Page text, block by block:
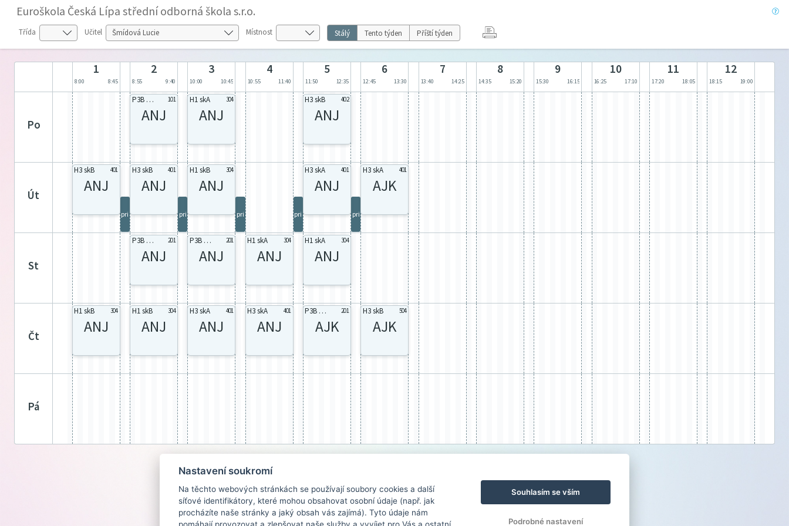
Euroškola Česká Lípa střední odborná škola s.r.o.
Třída Učitel Místnost Stálý Tento týden Příští týden
1
8:00 8:45
2
8:55 9:40
3
10:00 10:45
4
10:55 11:40
5
11:50 12:35
6
12:45 13:30
7
13:40 14:25
8
14:35 15:20
9
15:30 16:15
10
16:25 17:10
11
17:20 18:05
12
18:15 19:00
po
P3B skB 101
ANJ
H1 skA 304
ANJ
H3 skB 402
ANJ
út
H3 skB 401
ANJ
H3 skB 401
ANJ
H1 skB 304
ANJ
H3 skA 401
ANJ
H3 skA 401
AJK
pri pri pri pri pri
st
P3B skB 201
ANJ
P3B skB 201
ANJ
H1 skA 304
ANJ
H1 skA 304
ANJ
čt
H1 skB 304
ANJ
H1 skB 304
ANJ
H3 skA 401
ANJ
H3 skA 401
ANJ
P3B skA 201
AJK
H3 skB 504
AJK
pá
Nastavení soukromí
Na těchto webových stránkách se používají soubory cookies a další
síťové identifikátory, které mohou obsahovat osobní údaje (např. jak
procházíte naše stránky a jaký obsah vás zajímá). Tyto údaje nám
Souhlasím se vším
Podrobné nastavení